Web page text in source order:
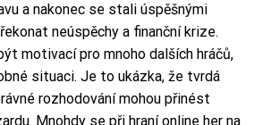
a nakonec se stali úspěšnými
neúspěchy a finanční krize.
motivací pro mnoho dalších hráčů,
situaci. Je to ukázka, že tvrdá
rozhodování mohou přinést
Mnohdy se při hraní online her na